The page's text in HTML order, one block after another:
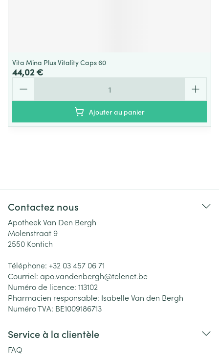
Vita Mina Plus Vitality Caps 60
44,02 €
Ajouter au panier
Contactez nous
Apotheek Van Den Bergh
Molenstraat 9
2550 Kontich
Téléphone: +32 03 457 06 71
Courriel: apo.vandenbergh@telenet.be
Numéro de licence: 113102
Pharmacien responsable: Isabelle Van den Bergh
Numéro TVA: BE1009186713
Service à la clientèle
FAQ